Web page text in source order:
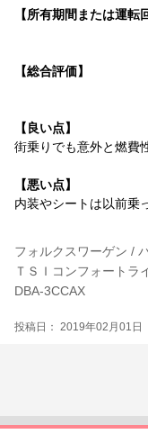
【所有期間または運転
【総合評価】
【良い点】
街乗りでも意外と燃費
【悪い点】
内装やシートは以前乗
フォルクスワーゲン /
ＴＳＩコンフォートラ
DBA-3CCAX
投稿日： 2019年02月01日